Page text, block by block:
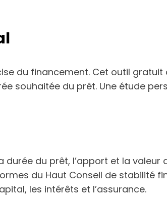
du financement. Cet outil gratuit
souhaitée du prêt. Une étude
du prêt, l’apport et la valeur
du Haut Conseil de stabilité
les intérêts et l’assurance.